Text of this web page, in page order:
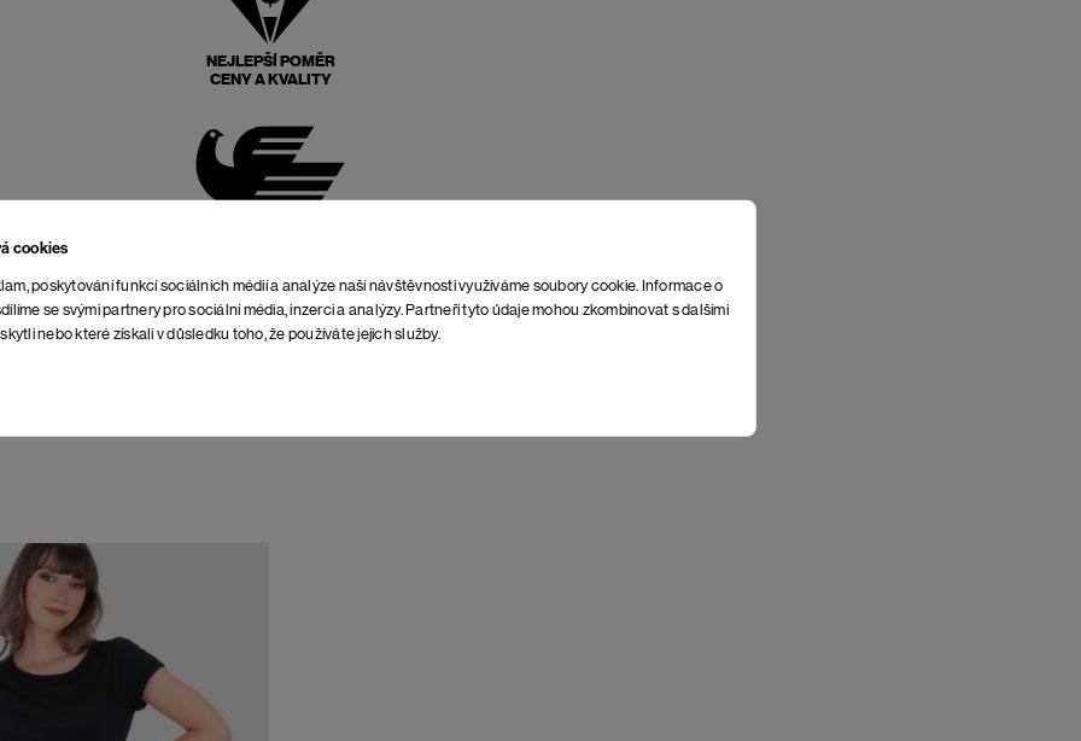
cookies
poskytování funkcí sociálních médií a analýze naší návštěvnosti využíváme soubory cookie. Informace o
se svými partnery pro sociální média, inzerci a analýzy. Partneři tyto údaje mohou zkombinovat s dalšími
nebo které získali v důsledku toho, že používáte jejich služby.
NEJLEPŠÍ POMĚR
CENY A KVALITY